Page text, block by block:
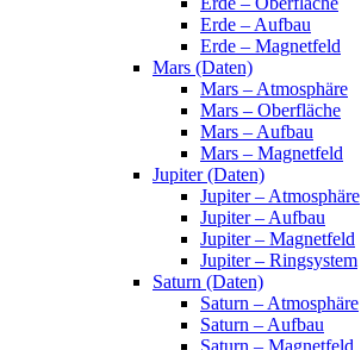
Erde – Aufbau
Erde – Magnetfeld
Mars (Daten)
Mars – Atmosphäre
Mars – Oberfläche
Mars – Aufbau
Mars – Magnetfeld
Jupiter (Daten)
Jupiter – Atmosphäre
Jupiter – Aufbau
Jupiter – Magnetfeld
Jupiter – Ringsystem
Saturn (Daten)
Saturn – Atmosphäre
Saturn – Aufbau
Saturn – Magnetfeld